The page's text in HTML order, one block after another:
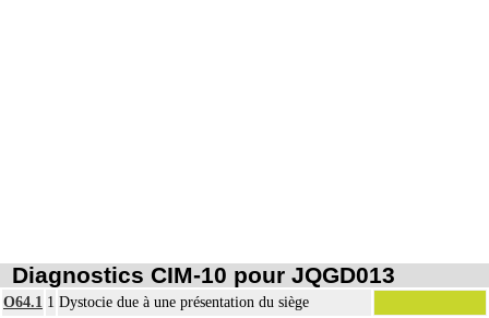
Diagnostics CIM-10 pour JQGD013
O64.1 1 Dystocie due à une présentation du siège